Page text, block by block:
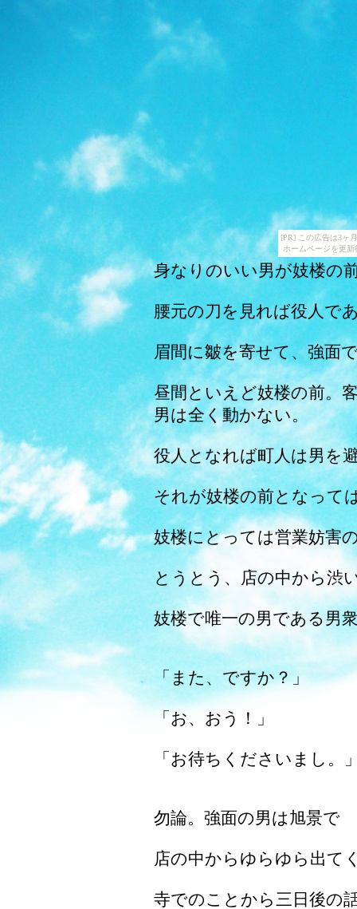
[PR] この広告は3ヶ
ホームページを更
身なりのいい男が妓楼の
腰元の刀を見れば役人で
眉間に皺を寄せて、強面
昼間といえど妓楼の前。
男は全く動かない。
役人となれば町人は男を
それが妓楼の前となって
妓楼にとっては営業妨害
とうとう、店の中から渋
妓楼で唯一の男である男
「また、ですか？」
「お、おう！」
「お待ちくださいまし。
勿論。強面の男は旭景で
店の中からゆらゆら出て
寺でのことから三日後の